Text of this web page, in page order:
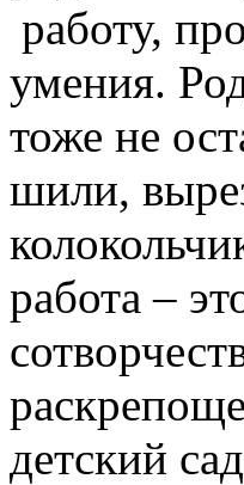
работу,
умения.
тоже не
шили,
работа –
детский